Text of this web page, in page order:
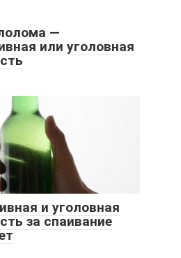
—
или уголовная
и уголовная
за спаивание